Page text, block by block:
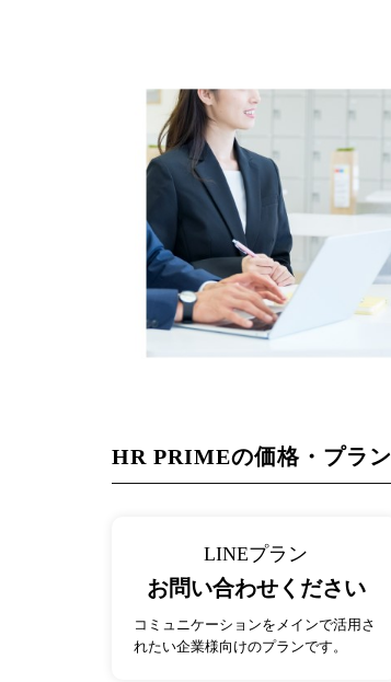
HR PRIMEの価格・プラン
LINEプラン
お問い合わせください
コミュニケーションをメインで活用さ
れたい企業様向けのプランです。